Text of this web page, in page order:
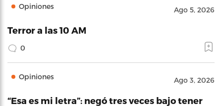
Opiniones Ago 5, 2026
Terror a las 10 AM
0
Opiniones Ago 3, 2026
“Esa es mi letra”: negó tres veces bajo tener